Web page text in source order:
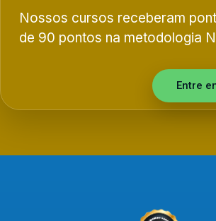
Nossos cursos receberam
de 90 pontos na metodologia
Entre